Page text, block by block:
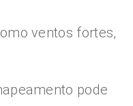
ventos fortes,
pode